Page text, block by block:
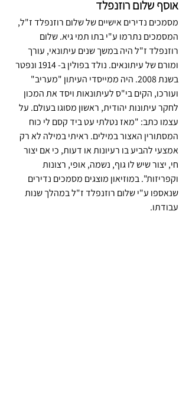
אוסף שלום רוזנפלד
מסמכים נדירים אישיים של שלום רוזנפלד ז"ל,
המסמכים נתרמו ע"י בתו תמי גיא. שלום
רוזנפלד ז"ל היה במשך שנים עיתונאי, עורך
ומורם של עיתונאים. נולד בפולין ב- 1914 ונפטר
בשנת 2008. היה ממייסדי העיתון "מעריב"
ועורכו, הקים בי"ס לעיתונאות ויסד את המכון
לחקר עיתונות יהודית, ראשון מסוגו בעולם. על
עצמו כתב: "מאז נטלתי עט ביד קסם לי כוח
המסתורין האצור במילים. ראיתי במילה לא רק
אמצעי להביע בו רעיונות או דעות, כי אם יצור
חי, יצור שיש לו גוף, נשמה, אופי, רצונות
וקפריזות". במוזיאון מוצגים מסמכים נדירים
שנאספו ע"י שלום רוזנפלד ז"ל במהלך שנות
עבודתו.